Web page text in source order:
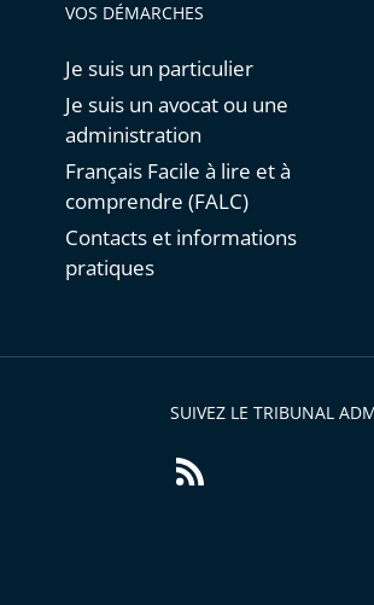
VOS DÉMARCHES
Je suis un particulier
Je suis un avocat ou une
administration
Français Facile à lire et à
comprendre (FALC)
Contacts et informations
pratiques
SUIVEZ LE TRIBUNAL
Flux
RSS